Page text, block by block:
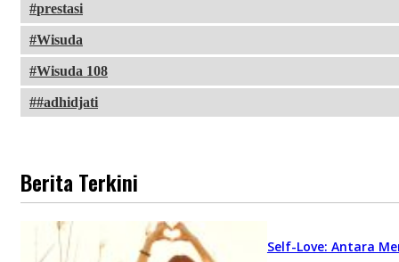
prestasi
Wisuda
Wisuda 108
#adhidjati
Berita Terkini
Self-Love: Antara